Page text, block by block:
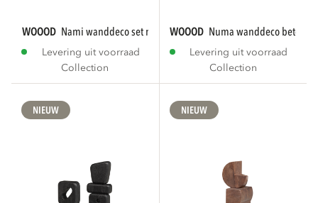
WOOOD nami wanddeco set metaal nikkel
Levering uit voorraad
Collection
WOOOD numa wanddeco
Levering uit voorraad
Collection
NIEUW NIEUW